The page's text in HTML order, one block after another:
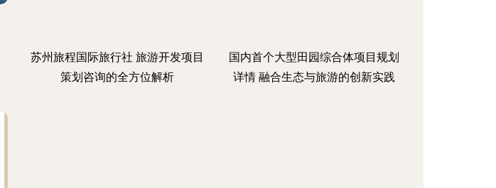
苏州旅程国际旅行社 旅游开发项目
策划咨询的全方位解析
国内首个大型田园综合体项目规划
详情 融合生态与旅游的创新实践